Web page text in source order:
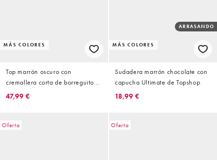
MÁS COLORES
Top marrón oscuro con
cremallera corta de borreguito
de Topshop
47,99 €
MÁS COLORES
ARRASANDO
Sudadera marrón chocolate con
capucha Ultimate de Topshop
18,99 €
Oferta Oferta